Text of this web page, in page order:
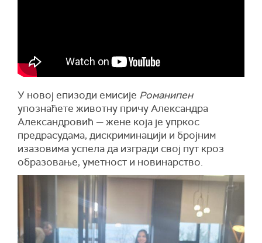
У новој епизоди емисије Романипен
упознаћете животну причу Александра
Александровић — жене која је упркос
предрасудама, дискриминацији и бројним
изазовима успела да изгради свој пут кроз
образовање, уметност и новинарство.